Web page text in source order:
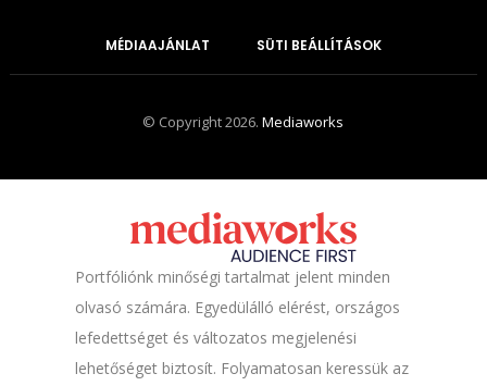
MÉDIAAJÁNLAT SÜTI BEÁLLÍTÁSOK
© Copyright 2026.Mediaworks
Portfóliónk minőségi tartalmat jelent minden
olvasó számára. Egyedülálló elérést, országos
lefedettséget és változatos megjelenési
lehetőséget biztosít. Folyamatosan keressük az